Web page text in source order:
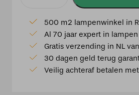
Wandlamp
Badkamer
LED
500 m2 lampenwinkel in
Al 70 jaar expert in lampen
Gratis verzending in NL
30 dagen geld terug
Veilig achteraf betalen